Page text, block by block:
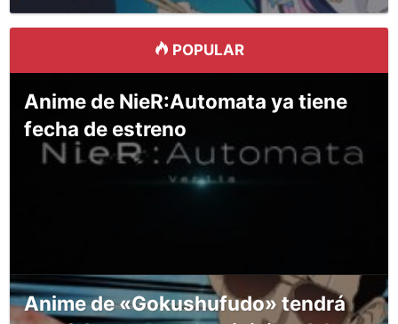
POPULAR
Anime de NieR:Automata ya tiene
fecha de estreno
Anime de «Gokushufudo» tendrá